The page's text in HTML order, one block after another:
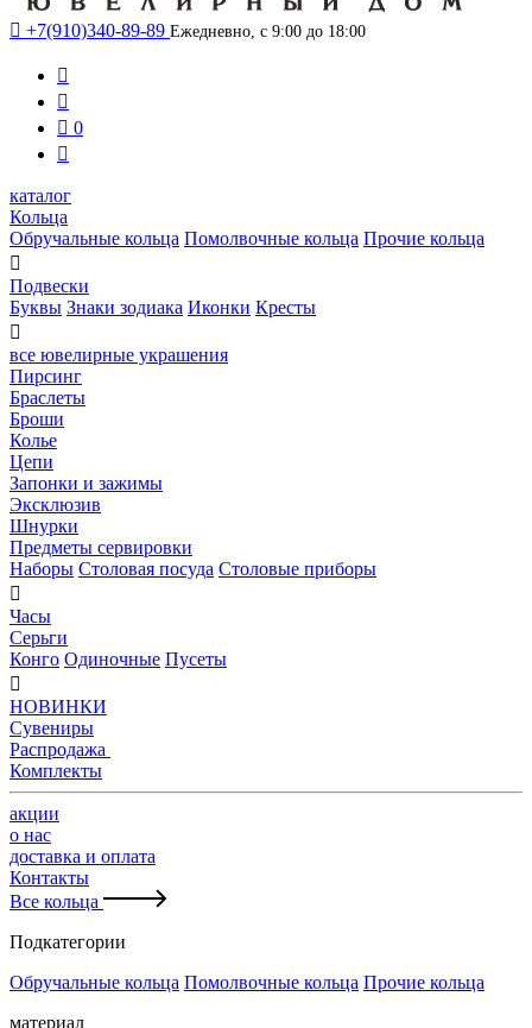
 +7(910)340-89-89 Ежедневно, с 9:00 до 18:00


 0

каталог
Кольца
Обручальные кольца Помолвочные кольца Прочие кольца

Подвески
Буквы Знаки зодиака Иконки Кресты

все ювелирные украшения
Пирсинг
Браслеты
Броши
Колье
Цепи
Запонки и зажимы
Эксклюзив
Шнурки
Предметы сервировки
Наборы Столовая посуда Столовые приборы

Часы
Серьги
Конго Одиночные Пусеты

НОВИНКИ
Сувениры
Распродажа
Комплекты
акции
о нас
доставка и оплата
Контакты
Все кольца
Подкатегории
Обручальные кольца Помолвочные кольца Прочие кольца
материал